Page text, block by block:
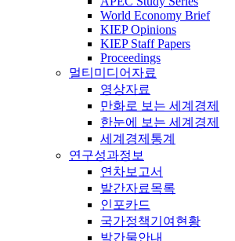
World Economy Brief
KIEP Opinions
KIEP Staff Papers
Proceedings
멀티미디어자료
영상자료
만화로 보는 세계경제
한눈에 보는 세계경제
세계경제통계
연구성과정보
연차보고서
발간자료목록
인포카드
국가정책기여현황
발간물안내